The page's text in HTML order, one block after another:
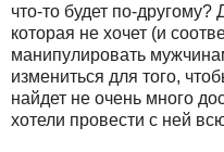
что-то будет по-
которая не хочет (и
манипулировать
измениться для того,
найдет не очень много
хотели провести с ней